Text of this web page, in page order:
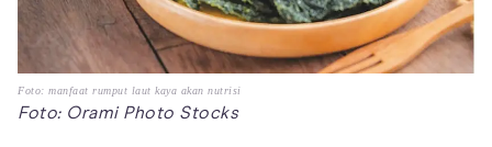
Foto: manfaat rumput laut kaya akan nutrisi
Foto: Orami Photo Stocks